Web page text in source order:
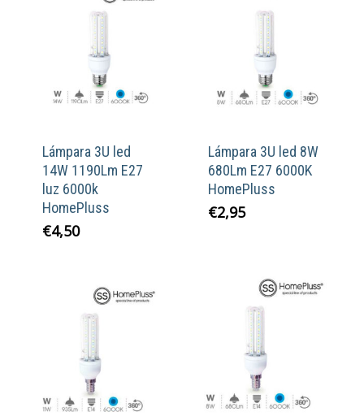
Lámpara 3U led
14W 1190Lm E27
luz 6000k
HomePluss
€4,50
Lámpara 3U led 8W
680Lm E27 6000K
HomePluss
€2,95